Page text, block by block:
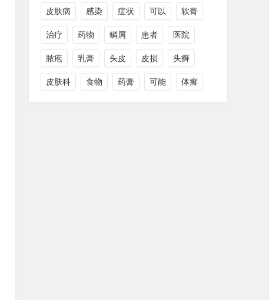
皮肤病 感染 症状 可以 软膏
治疗 药物 鳞屑 患者 医院
脓疱 乳膏 头皮 皮损 头癣
皮肤科 食物 药膏 可能 体癣